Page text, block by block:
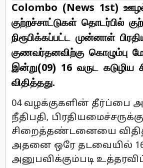
Colombo (News 1st)
குற்றச்சாட்டுகள் தொடர்பில்
நிரூபிக்கப்பட்ட முன்னாள்
குணவர்தனவிற்கு கொழும்பு
இன்று(09) 16 வருட
விதித்தது.
04 வழக்குகளின் தீர்ப்பை
நீதிபதி,
சிறைத்தண்டனையை
அதனை ஒரே தடவையில்
அனுபவிக்கும்படி